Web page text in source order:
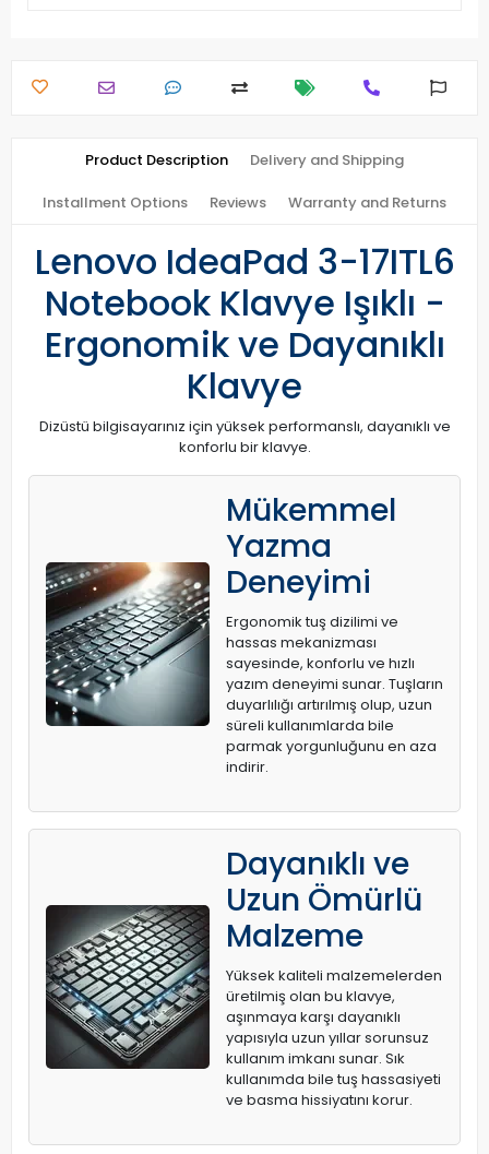
Product Description Delivery and Shipping
Installment Options Reviews Warranty and Returns
Lenovo IdeaPad 3-17ITL6
Notebook Klavye Işıklı -
Ergonomik ve Dayanıklı
Klavye
Dizüstü bilgisayarınız için yüksek performanslı, dayanıklı ve
konforlu bir klavye.
Mükemmel
Yazma
Deneyimi
Ergonomik tuş dizilimi ve
hassas mekanizması
sayesinde, konforlu ve hızlı
yazım deneyimi sunar. Tuşların
duyarlılığı artırılmış olup, uzun
süreli kullanımlarda bile
parmak yorgunluğunu en aza
indirir.
Dayanıklı ve
Uzun Ömürlü
Malzeme
Yüksek kaliteli malzemelerden
üretilmiş olan bu klavye,
aşınmaya karşı dayanıklı
yapısıyla uzun yıllar sorunsuz
kullanım imkanı sunar. Sık
kullanımda bile tuş hassasiyeti
ve basma hissiyatını korur.